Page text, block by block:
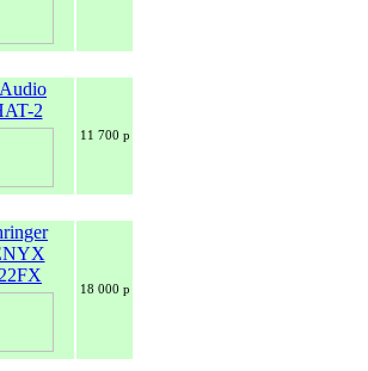
2
11 700 р
18 000 р